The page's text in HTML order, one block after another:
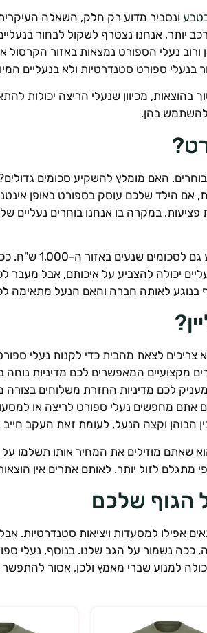
ונסביר מדוע רק חלק, השאלה
יותר, אנחנו נצטרף לשקול לבחור
נעלי הספורט נמצאות באזור
ספורט סטנדרטיות ולא בנעליים
בהוצאות, מכיוון שנעלי הריצה יכולות
להשתמש בהן.
האם מומלץ להשקיע סכומים
אם הילד שלכם עוסק בספורט באופן
במקרה בו אנחנו בוחרים נעליים
המחירים
יכולה להצביע על איכותם, אבל
בנוגע לאותה חברה והאם הנעל מתאימה
צריכים לצאת מהבית כדי לקנות נעלי
המאפשרים לכם מדיניות נוחה
לכם מדיניות החזרת משלוחים
אתם מחפשים נעלי ספורט לריצה או
שאתם מוזילים את המחיר אותו תשלמו על
לזול יותר. לאותם אתרים אין
הגוף שלכם
אפילו למסעדות ויציאות סטנדרטיות.
ככה נשמור על הגב שלנו. בנוסף, נעלי
למנוע שברי מאמץ ולכן, אסור